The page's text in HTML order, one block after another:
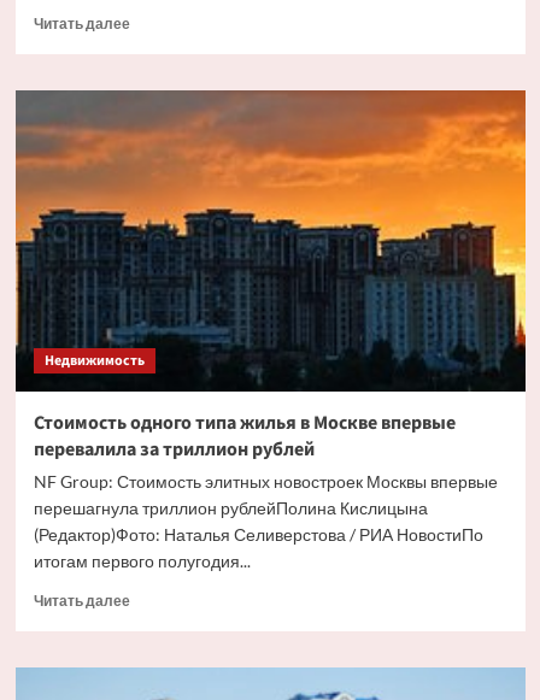
Читать далееПрочитать
Богачи
бросились
скупать
элитного
жилья
в
Москве
Недвижимость
Стоимость одного типа жилья в Москве впервые
перевалила за триллион рублей
NF Group: Стоимость элитных новостроек Москвы впервые
перешагнула триллион рублейПолина Кислицына
(Редактор)Фото: Наталья Селиверстова / РИА НовостиПо
итогам первого полугодия...
Читать далееПрочитать
Стоимость